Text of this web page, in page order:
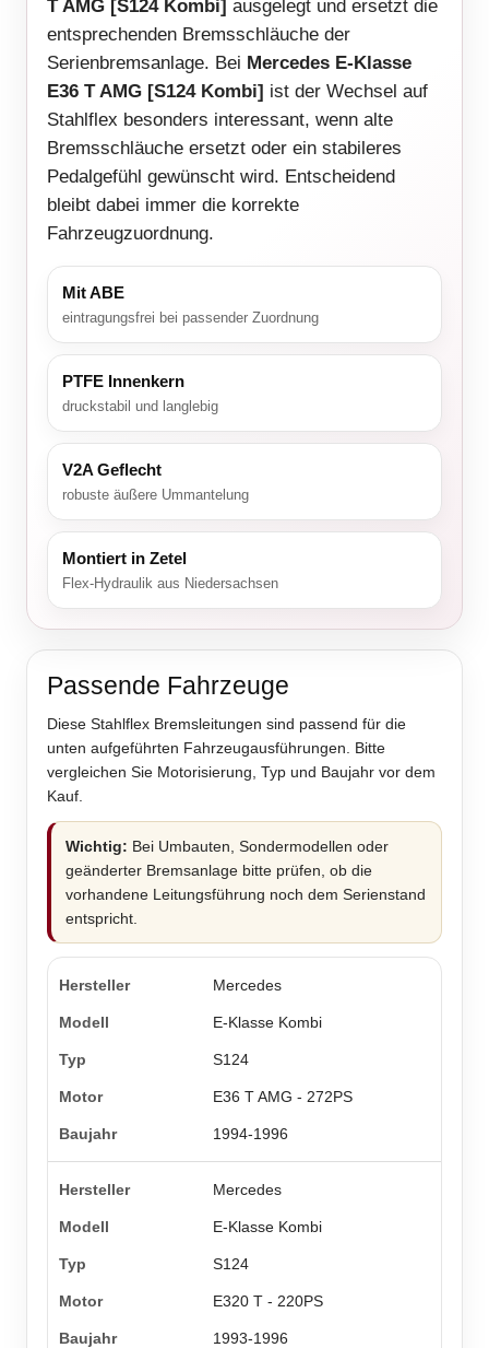
T AMG [S124 Kombi] ausgelegt und ersetzt die
entsprechenden Bremsschläuche der
Serienbremsanlage. Bei Mercedes E-Klasse
E36 T AMG [S124 Kombi] ist der Wechsel auf
Stahlflex besonders interessant, wenn alte
Bremsschläuche ersetzt oder ein stabileres
Pedalgefühl gewünscht wird. Entscheidend
bleibt dabei immer die korrekte
Fahrzeugzuordnung.
Mit ABE
eintragungsfrei bei passender Zuordnung
PTFE Innenkern
druckstabil und langlebig
V2A Geflecht
robuste äußere Ummantelung
Montiert in Zetel
Flex-Hydraulik aus Niedersachsen
Passende Fahrzeuge
Diese Stahlflex Bremsleitungen sind passend für die
unten aufgeführten Fahrzeugausführungen. Bitte
vergleichen Sie Motorisierung, Typ und Baujahr vor dem
Kauf.
Wichtig: Bei Umbauten, Sondermodellen oder
geänderter Bremsanlage bitte prüfen, ob die
vorhandene Leitungsführung noch dem Serienstand
entspricht.
Mercedes
E-Klasse Kombi
S124
E36 T AMG - 272PS
1994-1996
Mercedes
E-Klasse Kombi
S124
E320 T - 220PS
1993-1996